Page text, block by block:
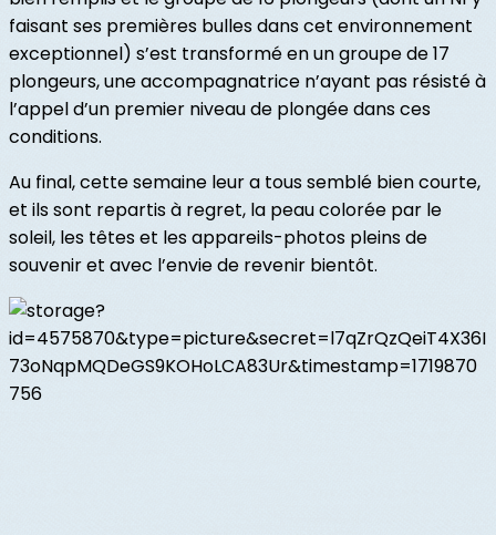
faisant ses premières bulles dans cet environnement
exceptionnel) s’est transformé en un groupe de 17
plongeurs, une accompagnatrice n’ayant pas résisté à
l’appel d’un premier niveau de plongée dans ces
conditions.
Au final, cette semaine leur a tous semblé bien courte,
et ils sont repartis à regret, la peau colorée par le
soleil, les têtes et les appareils-photos pleins de
souvenir et avec l’envie de revenir bientôt.